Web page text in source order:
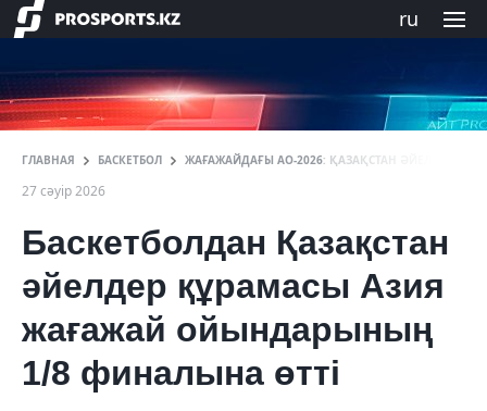
ru
ГЛАВНАЯ БАСКЕТБОЛ ЖАҒАЖАЙДАҒЫ АО-2026: ҚАЗАҚСТАН ӘЙЕЛДЕР
27 сәуір 2026
Баскетболдан Қазақстан
әйелдер құрамасы Азия
жағажай ойындарының
1/8 финалына өтті